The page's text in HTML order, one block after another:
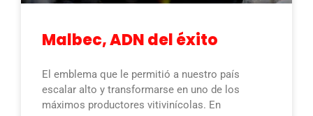
Malbec, ADN del éxito
El emblema que le permitió a nuestro país
escalar alto y transformarse en uno de los
máximos productores vitivinícolas. En